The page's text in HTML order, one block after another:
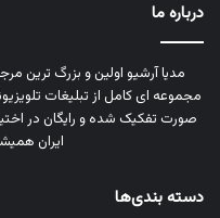
درباره ما
مدیا آرشیو اولین و بزرگ‌ ترین
مجموعه‌ ای کامل از تبلیغات
صورت تفکیک‌ شده و رایگان در
ایران
دسته بندی‌ها